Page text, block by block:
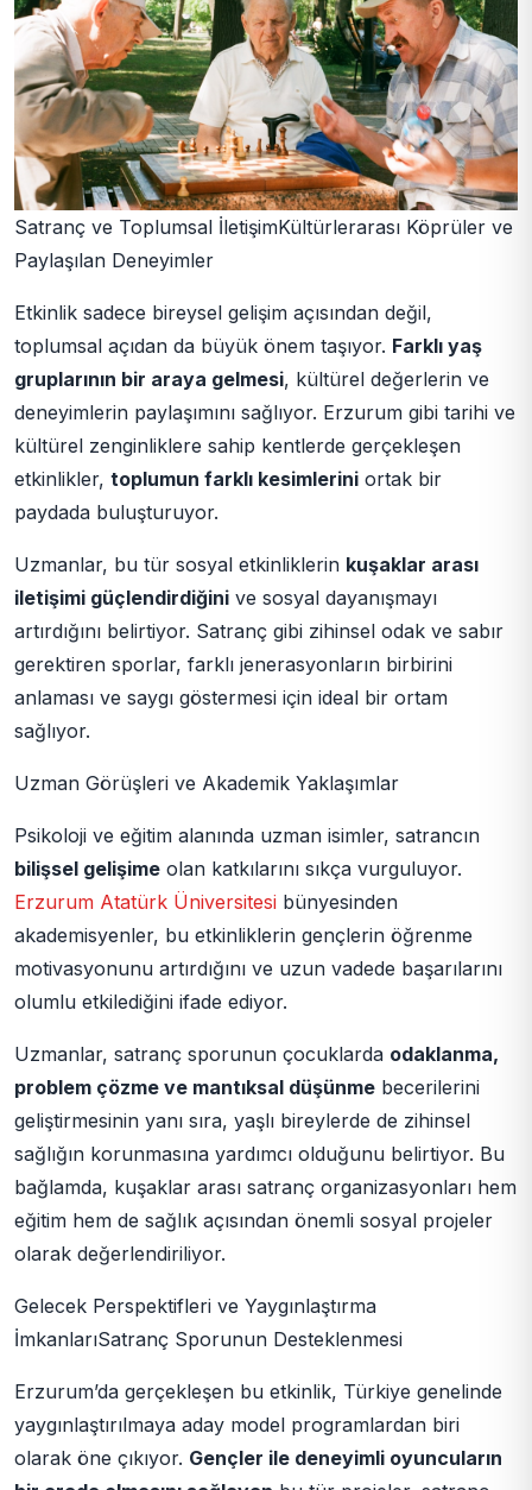
Satranç ve Toplumsal İletişimKültürlerarası Köprüler ve
Paylaşılan Deneyimler
Etkinlik sadece bireysel gelişim açısından değil,
toplumsal açıdan da büyük önem taşıyor. Farklı yaş
gruplarının bir araya gelmesi, kültürel değerlerin ve
deneyimlerin paylaşımını sağlıyor. Erzurum gibi tarihi ve
kültürel zenginliklere sahip kentlerde gerçekleşen
etkinlikler, toplumun farklı kesimlerini ortak bir
paydada buluşturuyor.
Uzmanlar, bu tür sosyal etkinliklerin kuşaklar arası
iletişimi güçlendirdiğini ve sosyal dayanışmayı
artırdığını belirtiyor. Satranç gibi zihinsel odak ve sabır
gerektiren sporlar, farklı jenerasyonların birbirini
anlaması ve saygı göstermesi için ideal bir ortam
sağlıyor.
Uzman Görüşleri ve Akademik Yaklaşımlar
Psikoloji ve eğitim alanında uzman isimler, satrancın
bilişsel gelişime olan katkılarını sıkça vurguluyor.
Erzurum Atatürk Üniversitesi bünyesinden
akademisyenler, bu etkinliklerin gençlerin öğrenme
motivasyonunu artırdığını ve uzun vadede başarılarını
olumlu etkilediğini ifade ediyor.
Uzmanlar, satranç sporunun çocuklarda odaklanma,
problem çözme ve mantıksal düşünme becerilerini
geliştirmesinin yanı sıra, yaşlı bireylerde de zihinsel
sağlığın korunmasına yardımcı olduğunu belirtiyor. Bu
bağlamda, kuşaklar arası satranç organizasyonları hem
eğitim hem de sağlık açısından önemli sosyal projeler
olarak değerlendiriliyor.
Gelecek Perspektifleri ve Yaygınlaştırma
İmkanlarıSatranç Sporunun Desteklenmesi
Erzurum’da gerçekleşen bu etkinlik, Türkiye genelinde
yaygınlaştırılmaya aday model programlardan biri
olarak öne çıkıyor. Gençler ile deneyimli oyuncuların